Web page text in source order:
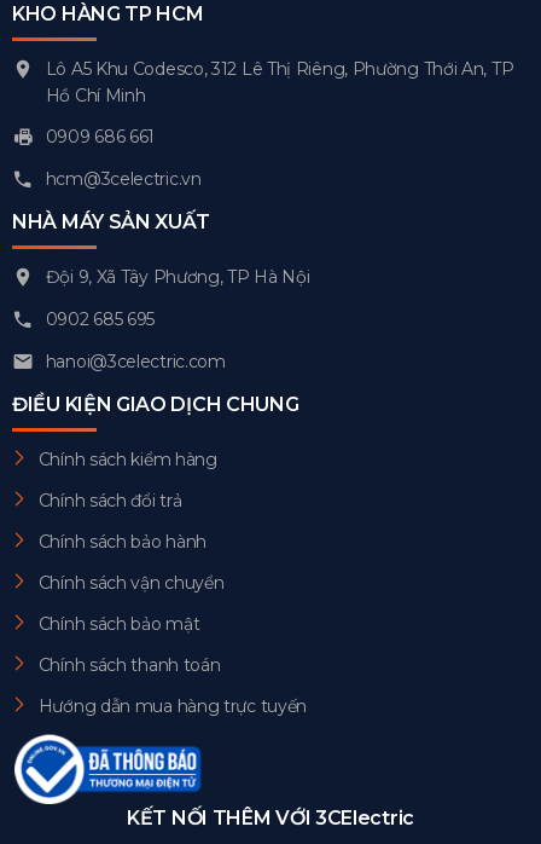
KHO HÀNG TP HCM
Lô A5 Khu Codesco, 312 Lê Thị Riêng, Phường Thới An, TP
Hồ Chí Minh
0909 686 661
hcm@3celectric.vn
NHÀ MÁY SẢN XUẤT
Đội 9, Xã Tây Phương, TP Hà Nội
0902 685 695
hanoi@3celectric.com
ĐIỀU KIỆN GIAO DỊCH CHUNG
Chính sách kiểm hàng
Chính sách đổi trả
Chính sách bảo hành
Chính sách vận chuyển
Chính sách bảo mật
Chính sách thanh toán
Hướng dẫn mua hàng trực tuyến
KẾT NỐI THÊM VỚI 3CElectric